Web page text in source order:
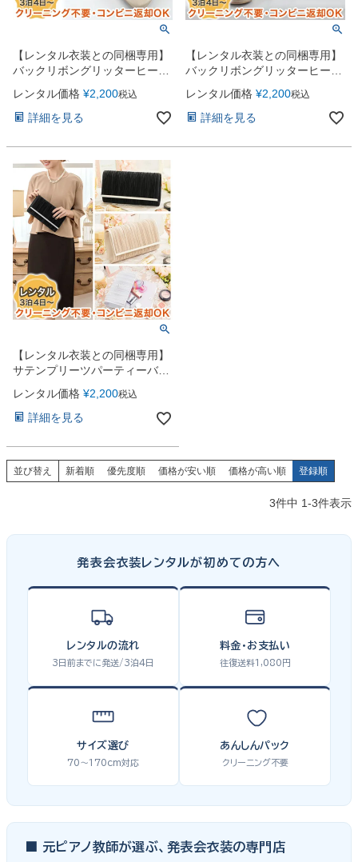
インナー・パニエ アクセサリー
ジュエリー 音楽雑貨
きちんと感のあるフォーマル 3歳・5歳・7歳の晴れの日
07 販売・共通のご案内
08 送料・お支払い
送料・決済方法
09
電話・メール・LINE
Photography
写真スタジオ APS
Angel's Photo Studio
対応 七五三・発表会・記念撮影
予約 Web または お電話
スタジオを予約 →
【レンタル衣装との同梱専用】
バックリボングリッターヒール
パーティーシューズ（7cmヒー
ル）（clcb3400）
レンタル価格 ¥2,200税込
詳細を見る
【レンタル衣装との同梱専用】
バックリボングリッターヒール
パーティーシューズ（9cmヒー
ル）（clcb2908）
レンタル価格 ¥2,200税込
詳細を見る
【レンタル衣装との同梱専用】
サテンプリーツパーティーバッ
レンタル価格 ¥2,200税込
詳細を見る
並び替え 新着順 優先度順 価格が安い順 価格が高い順 登録順
3件中 1-3件表示
発表会衣装レンタルが初めての方へ
レンタルの流れ
3日前までに発送/3泊4日
料金・お支払い
往復送料1,080円
サイズ選び
70〜170cm対応
あんしんパック
クリーニング不要
■ 元ピアノ教師が選ぶ、発表会衣装の専門店